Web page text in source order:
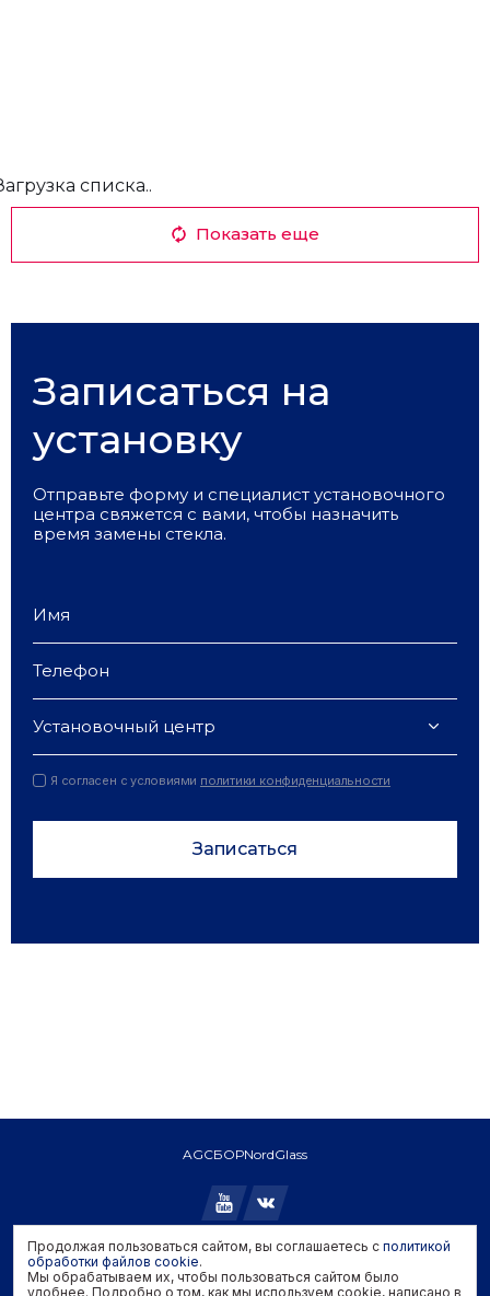
списка..
Показать еще
Записаться на
установку
Отправьте форму и специалист установочного
центра свяжется с вами, чтобы назначить
время замены стекла.
Установочный центр
Я согласен с условиями политики конфиденциальности
Записаться
AGCБОРNordGlass
Copyright © 2026 AGC. All rights reserved.
Политика конфиденциальности
Продолжая пользоваться сайтом, вы соглашаетесь с политикой
обработки файлов cookie.
Мы обрабатываем их, чтобы пользоваться сайтом было
удобнее. Подробно о том, как мы используем cookie, написано в